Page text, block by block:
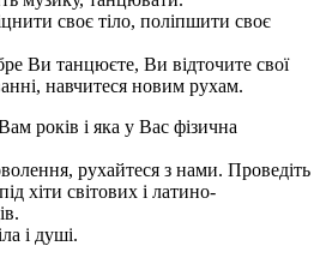
своє тіло, поліпшити своє
Ви танцюєте, Ви відточите свої
навчитеся новим рухам.
років і яка у Вас фізична
рухайтеся з нами. Проведіть
хіти світових і латино-
і душі.